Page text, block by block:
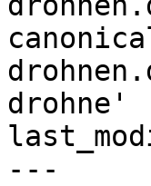
drohne'
---